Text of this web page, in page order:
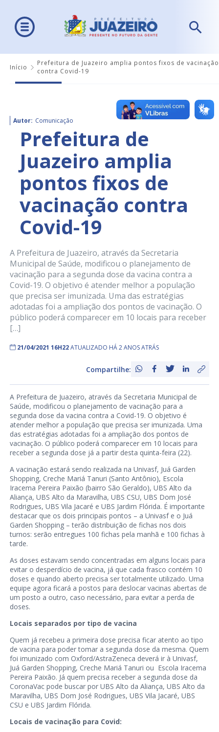
Início
Prefeitura de Juazeiro amplia pontos fixos de vacinação
contra Covid-19
Autor: Comunicação
Prefeitura de
Juazeiro amplia
pontos fixos de
vacinação contra
Covid-19
A Prefeitura de Juazeiro, através da Secretaria
Municipal de Saúde, modificou o planejamento de
vacinação para a segunda dose da vacina contra a
Covid-19. O objetivo é atender melhor a população
que precisa ser imunizada. Uma das estratégias
adotadas foi a ampliação dos pontos de vacinação. O
público poderá comparecer em 10 locais para receber
[…]
21/04/2021 16H22ATUALIZADO HÁ 2 ANOS ATRÁS
Compartilhe:
A Prefeitura de Juazeiro, através da Secretaria Municipal de
Saúde, modificou o planejamento de vacinação para a
segunda dose da vacina contra a Covid-19. O objetivo é
atender melhor a população que precisa ser imunizada. Uma
das estratégias adotadas foi a ampliação dos pontos de
vacinação. O público poderá comparecer em 10 locais para
receber a segunda dose já a partir desta quinta-feira (22).
A vacinação estará sendo realizada na Univasf, Juá Garden
Shopping, Creche Mariá Tanuri (Santo Antônio), Escola
Iracema Pereira Paixão (bairro São Geraldo), UBS Alto da
Aliança, UBS Alto da Maravilha, UBS CSU, UBS Dom José
Rodrigues, UBS Vila Jacaré e UBS Jardim Flórida. É importante
destacar que os dois principais pontos – a Univasf e o Juá
Garden Shopping – terão distribuição de fichas nos dois
turnos: serão entregues 100 fichas pela manhã e 100 fichas à
tarde.
As doses estavam sendo concentradas em alguns locais para
evitar o desperdício de vacina, já que cada frasco contém 10
doses e quando aberto precisa ser totalmente utilizado. Uma
equipe agora ficará a postos para deslocar vacinas abertas de
um posto a outro, caso necessário, para evitar a perda de
doses.
Locais separados por tipo de vacina
Quem já recebeu a primeira dose precisa ficar atento ao tipo
de vacina para poder tomar a segunda dose da mesma. Quem
foi imunizado com Oxford/AstraZeneca deverá ir à Univasf,
Juá Garden Shopping, Creche Mariá Tanuri ou Escola Iracema
Pereira Paixão. Já quem precisa receber a segunda dose da
CoronaVac pode buscar por UBS Alto da Aliança, UBS Alto da
Maravilha, UBS Dom José Rodrigues, UBS Vila Jacaré, UBS
CSU e UBS Jardim Flórida.
Locais de vacinação para Covid: